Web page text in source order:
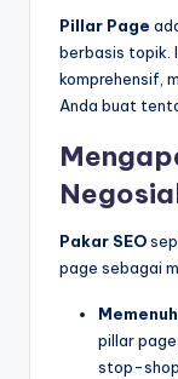
Pillar Page
berbasis topik.
komprehensif,
Anda buat
Pakar SEO
page sebagai
pillar
stop-shop